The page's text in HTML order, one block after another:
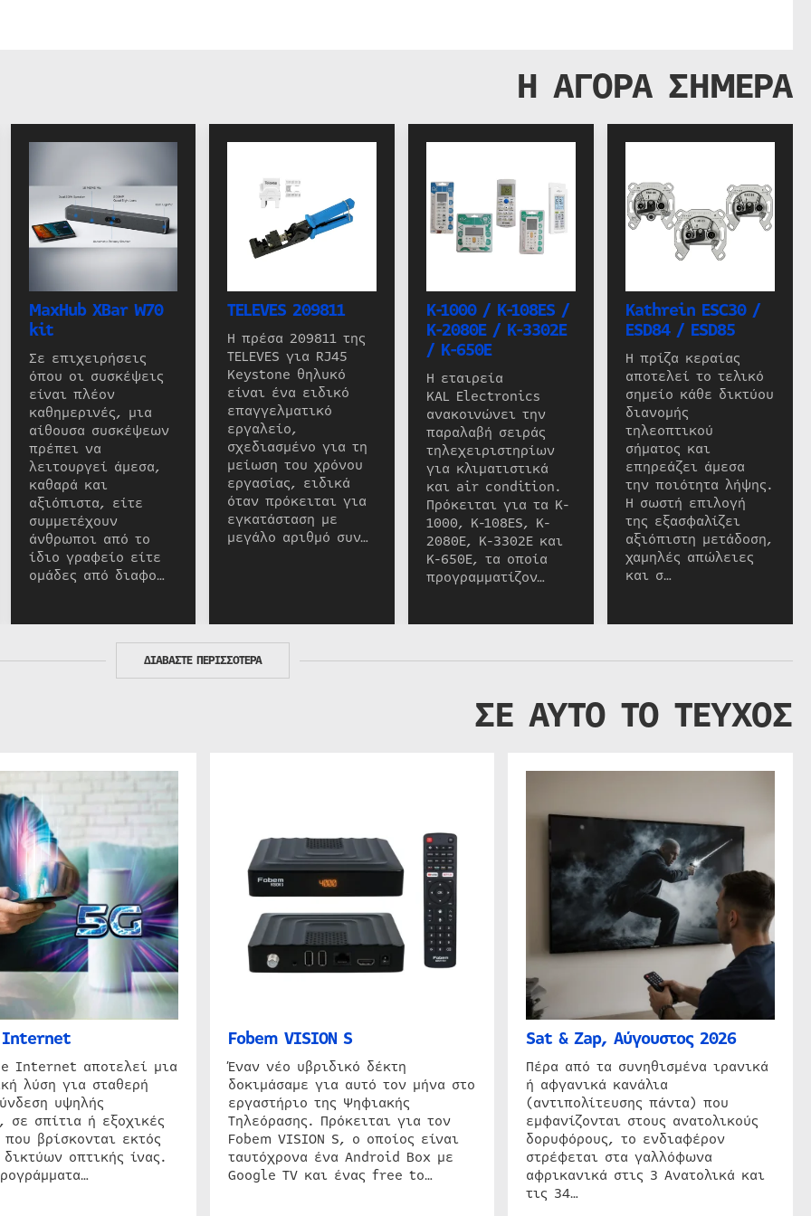
Η ΑΓΟΡΑ ΣΗΜΕΡΑ
MaxHub XBar W70
kit
Σε επιχειρήσεις
όπου οι συσκέψεις
είναι πλέον
καθημερινές, μια
αίθουσα συσκέψεων
πρέπει να
λειτουργεί άμεσα,
καθαρά και
αξιόπιστα, είτε
συμμετέχουν
άνθρωποι από το
ίδιο γραφείο είτε
ομάδες από διαφο…
TELEVES 209811
Η πρέσα 209811 της
TELEVES για RJ45
Keystone θηλυκό
είναι ένα ειδικό
επαγγελματικό
εργαλείο,
σχεδιασμένο για τη
μείωση του χρόνου
εργασίας, ειδικά
όταν πρόκειται για
εγκατάσταση με
μεγάλο αριθμό συν…
K-1000 / K-108ES /
K-2080E / K-3302E
/ K-650E
Η εταιρεία
KAL Electronics
ανακοινώνει την
παραλαβή σειράς
τηλεχειριστηρίων
για κλιματιστικά
και air condition.
Πρόκειται για τα K-
1000, K-108ES, K-
2080E, K-3302E και
K-650E, τα οποία
προγραμματίζον…
Kathrein ESC30 /
ESD84 / ESD85
Η πρίζα κεραίας
αποτελεί το τελικό
σημείο κάθε δικτύου
διανομής
τηλεοπτικού
σήματος και
επηρεάζει άμεσα
την ποιότητα λήψης.
Η σωστή επιλογή
της εξασφαλίζει
αξιόπιστη μετάδοση,
χαμηλές απώλειες
και σ…
ΔΙΑΒΑΣΤΕ ΠΕΡΙΣΣΟΤΕΡΑ
ΣΕ ΑΥΤΟ ΤΟ ΤΕΥΧΟΣ
Internet
Internet αποτελεί μια
λύση για σταθερή
υψηλής
σε σπίτια ή εξοχικές
που βρίσκονται εκτός
οπτικής ίνας.
Fobem VISION S
Έναν νέο υβριδικό δέκτη
δοκιμάσαμε για αυτό τον μήνα στο
εργαστήριο της Ψηφιακής
Τηλεόρασης. Πρόκειται για τον
Fobem VISION S, ο οποίος είναι
ταυτόχρονα ένα Android Box με
Google TV και ένας free to…
Sat & Zap, Αύγουστος 2026
Πέρα από τα συνηθισμένα ιρανικά
ή αφγανικά κανάλια
(αντιπολίτευσης πάντα) που
εμφανίζονται στους ανατολικούς
δορυφόρους, το ενδιαφέρον
στρέφεται στα γαλλόφωνα
αφρικανικά στις 3 Ανατολικά και
τις 34…